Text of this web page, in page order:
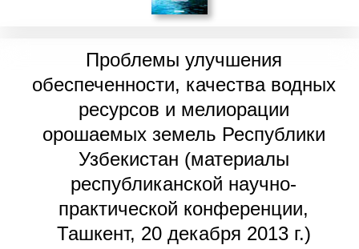
Проблемы улучшения
обеспеченности, качества водных
ресурсов и мелиорации
орошаемых земель Республики
Узбекистан (материалы
республиканской научно-
практической конференции,
Ташкент, 20 декабря 2013 г.)